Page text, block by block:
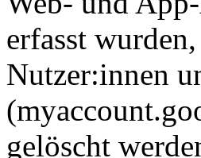
erfasst
Nutzer:innen
gelöscht